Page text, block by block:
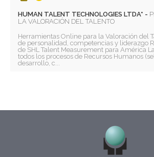
HUMAN TALENT TECHNOLOGIES LTDA* -
LA VALORACIÓN DEL TALENTO
Herramientas Online para la Valoración del
de personalidad, competencias y liderazgo
de SHL Talent Measurement para América
todos los procesos de Recursos Humanos
desarrollo, c...